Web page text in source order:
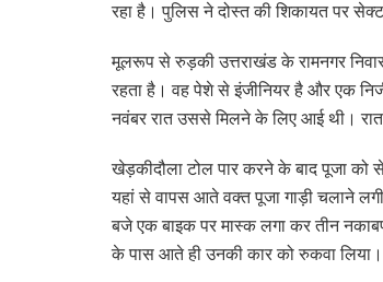
रहा है। पुलिस ने दोस्त की शिकायत पर
मूलरूप से रुड़की उत्तराखंड के रामनगर
रहता है। वह पेशे से इंजीनियर है और एक
नवंबर रात उससे मिलने के लिए आई थी।
खेड़कीदौला टोल पार करने के बाद पूजा को
यहां से वापस आते वक्त पूजा गाड़ी चलाने
बजे एक बाइक पर मास्क लगा कर तीन
के पास आते ही उनकी कार को रुकवा लिया।